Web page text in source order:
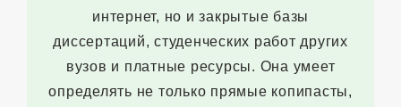
интернет, но и закрытые базы
диссертаций, студенческих работ других
вузов и платные ресурсы. Она умеет
определять не только прямые копипасты,